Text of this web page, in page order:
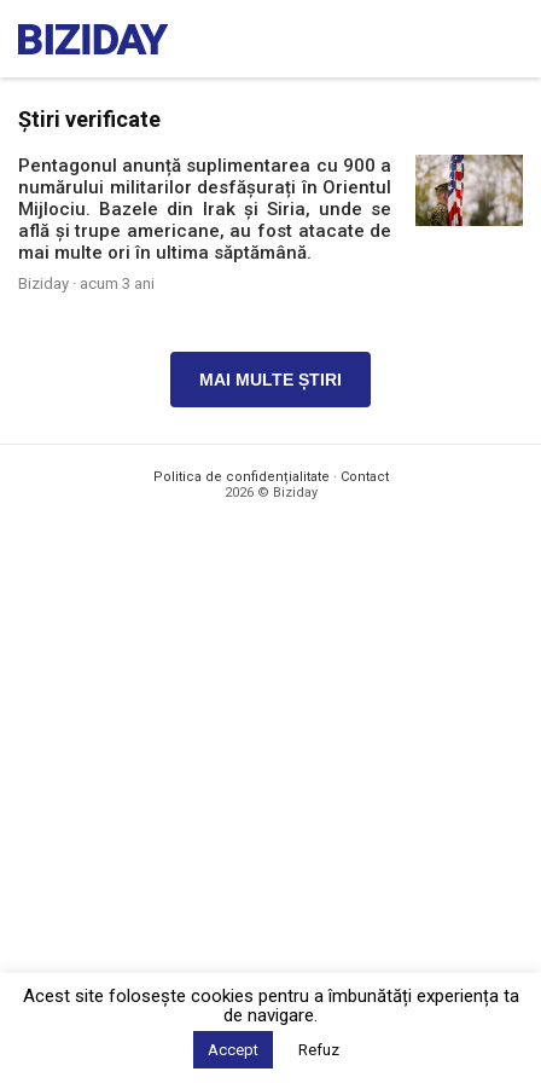
Știri verificate
Pentagonul anunță suplimentarea cu 900 a
numărului militarilor desfășurați în Orientul
Mijlociu. Bazele din Irak și Siria, unde se
află și trupe americane, au fost atacate de
mai multe ori în ultima săptămână.
Biziday · acum 3 ani
MAI MULTE ȘTIRI
Politica de confidențialitate · Contact
2026 © Biziday
Acest site foloseşte cookies pentru a îmbunătăți experiența ta
de navigare.
Accept Refuz